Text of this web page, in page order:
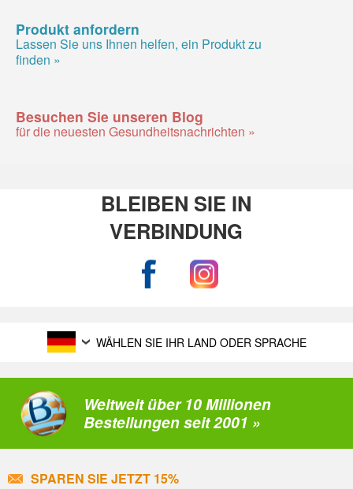
Produkt anfordern
Lassen Sie uns Ihnen helfen, ein Produkt zu
finden »
Besuchen Sie unseren Blog
für die neuesten Gesundheitsnachrichten »
BLEIBEN SIE IN
VERBINDUNG
WÄHLEN SIE IHR LAND ODER SPRACHE
Weltweit über 10 Millionen
Bestellungen seit 2001 »
SPAREN SIE JETZT 15%